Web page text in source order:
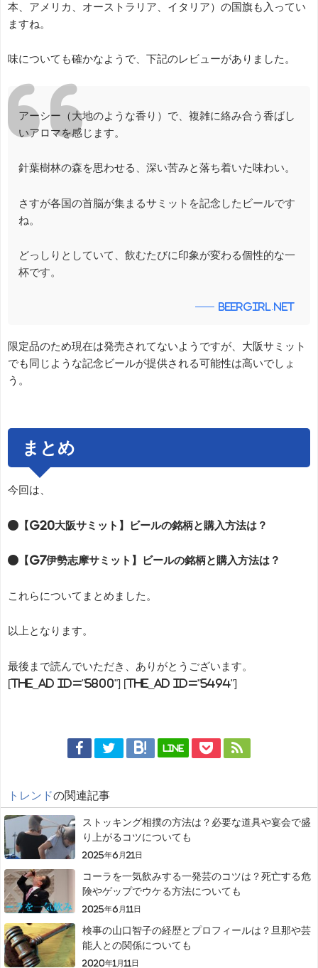
本、アメリカ、オーストラリア、イタリア）の国旗も入ってい
ますね。
味についても確かなようで、下記のレビューがありました。
アーシー（大地のような香り）で、複雑に絡み合う香ばし
いアロマを感じます。
針葉樹林の森を思わせる、深い苦みと落ち着いた味わい。
さすが各国の首脳が集まるサミットを記念したビールです
ね。
どっしりとしていて、飲むたびに印象が変わる個性的な一
杯です。
beergirl.net
限定品のため現在は発売されてないようですが、大阪サミット
でも同じような記念ビールが提供される可能性は高いでしょ
う。
まとめ
今回は、
●【G20大阪サミット】ビールの銘柄と購入方法は？
●【G7伊勢志摩サミット】ビールの銘柄と購入方法は？
これらについてまとめました。
以上となります。
最後まで読んでいただき、ありがとうございます。
[the_ad id="5800"] [the_ad id="5494"]
LINE
トレンドの関連記事
ストッキング相撲の方法は？必要な道具や宴会で盛
り上がるコツについても
2025年6月21日
コーラを一気飲みする一発芸のコツは？死亡する危
険やゲップでウケる方法についても
2025年6月11日
検事の山口智子の経歴とプロフィールは？旦那や芸
能人との関係についても
2020年1月11日